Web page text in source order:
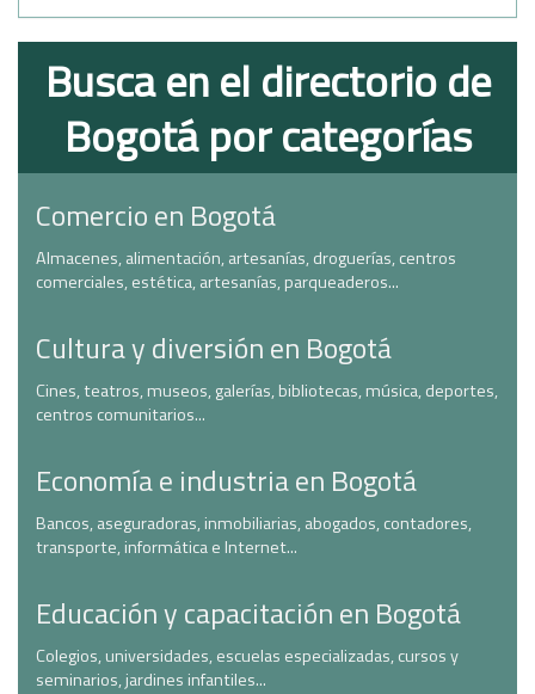
Busca en el directorio de
Bogotá por categorías
Comercio en Bogotá
Almacenes, alimentación, artesanías, droguerías, centros
comerciales, estética, artesanías, parqueaderos...
Cultura y diversión en Bogotá
Cines, teatros, museos, galerías, bibliotecas, música, deportes,
centros comunitarios...
Economía e industria en Bogotá
Bancos, aseguradoras, inmobiliarias, abogados, contadores,
transporte, informática e Internet...
Educación y capacitación en Bogotá
Colegios, universidades, escuelas especializadas, cursos y
seminarios, jardines infantiles...